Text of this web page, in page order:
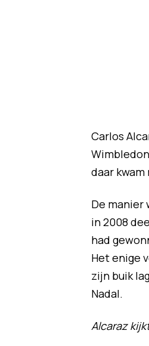
Carlos
daar
De manier
in 2008
had
Het enige
zijn buik
Nadal.
Alcaraz